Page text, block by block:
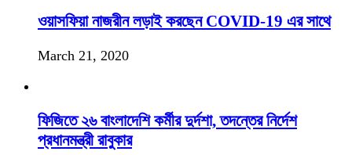
ওয়াসফিয়া নাজরীন লড়াই করছেন COVID-19 এর সাথে
March 21, 2020
ফিজিতে ২৬ বাংলাদেশি কর্মীর দুর্দশা, তদন্তের নির্দেশ
প্রধানমন্ত্রী রাবুকার